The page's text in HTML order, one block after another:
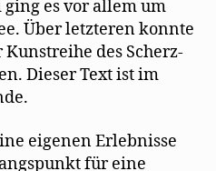
es vor allem um
Über letzteren konnte
des Scherz-
Dieser Text ist im
eigenen Erlebnisse
für eine